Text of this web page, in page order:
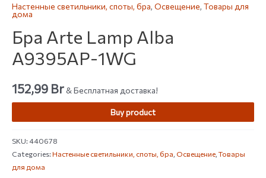
Настенные светильники, споты, бра, Освещение, Товары для
дома
Бра Arte Lamp Alba
A9395AP-1WG
152,99 Br& Бесплатная доставка!
Buy product
SKU:440678
Categories:Настенные светильники, споты, бра, Освещение,Товары
для дома